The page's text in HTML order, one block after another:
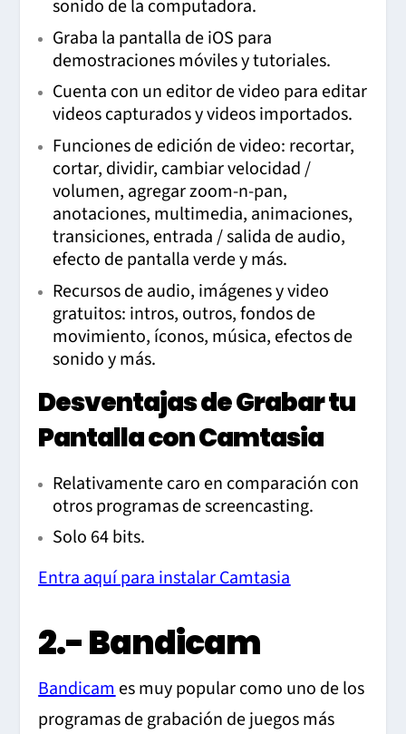
sonido de la computadora.
Graba la pantalla de iOS para
demostraciones móviles y tutoriales.
Cuenta con un editor de video para editar
videos capturados y videos importados.
Funciones de edición de video: recortar,
cortar, dividir, cambiar velocidad /
volumen, agregar zoom-n-pan,
anotaciones, multimedia, animaciones,
transiciones, entrada / salida de audio,
efecto de pantalla verde y más.
Recursos de audio, imágenes y video
gratuitos: intros, outros, fondos de
movimiento, íconos, música, efectos de
sonido y más.
Desventajas de Grabar tu
Pantalla con Camtasia
Relativamente caro en comparación con
otros programas de screencasting.
Solo 64 bits.
Entra aquí para instalar Camtasia
2.- Bandicam
Bandicames muy popular como uno de los
programas de grabación de juegos más